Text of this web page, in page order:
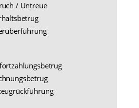
/ Untreue